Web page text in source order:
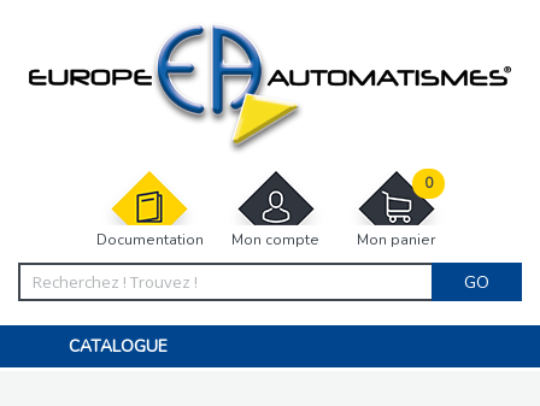
Documentation Mon compte Mon panier
0
GO
CATALOGUE